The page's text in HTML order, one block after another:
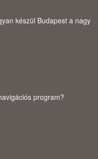
készül Budapest a nagy
program?